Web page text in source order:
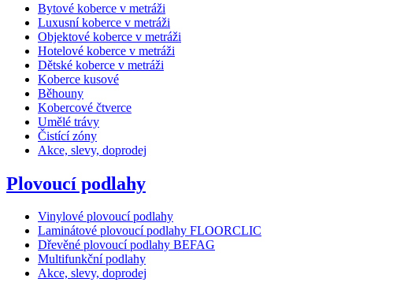
Bytové koberce v metráži
Luxusní koberce v metráži
Objektové koberce v metráži
Hotelové koberce v metráži
Dětské koberce v metráži
Koberce kusové
Běhouny
Kobercové čtverce
Umělé trávy
Čistící zóny
Akce, slevy, doprodej
Plovoucí podlahy
Vinylové plovoucí podlahy
Laminátové plovoucí podlahy FLOORCLIC
Dřevěné plovoucí podlahy BEFAG
Multifunkční podlahy
Akce, slevy, doprodej